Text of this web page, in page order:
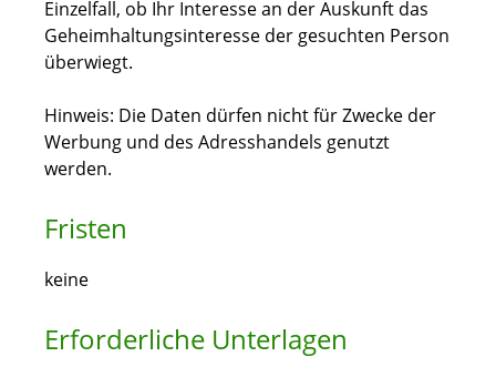
Einzelfall, ob Ihr Interesse an der Auskunft das
Geheimhaltungsinteresse der gesuchten Person
überwiegt.
Hinweis: Die Daten dürfen nicht für Zwecke der
Werbung und des Adresshandels genutzt
werden.
Fristen
keine
Erforderliche Unterlagen